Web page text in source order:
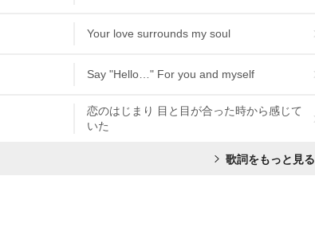
Your love surrounds my soul
Say "Hello…" For you and myself
恋のはじまり 目と目が合った時から感じて
いた
歌詞をもっと見る